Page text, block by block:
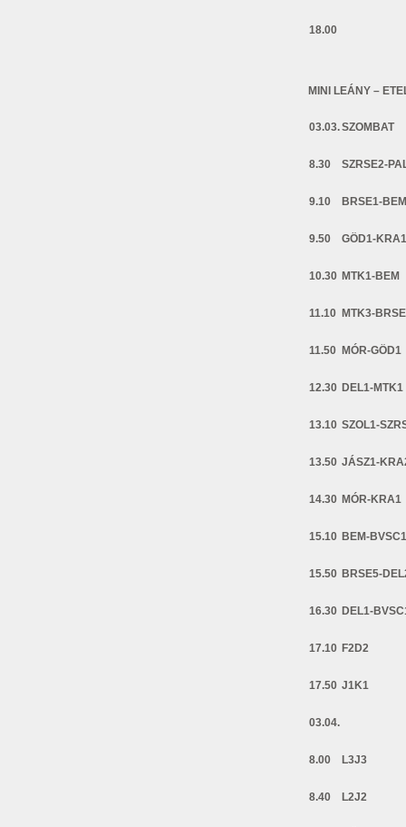
18.00
MINI LEÁNY –
03.03.SZOMBAT
8.30 SZRSE2-
9.10 BRSE1-BEM
9.50 GÖD1-KRA1
10.30 MTK1-BEM
11.10 MTK3-
11.50 MÓR-GÖD1
12.30 DEL1-MTK1
13.10 SZOL1-
13.50 JÁSZ1-
14.30 MÓR-KRA1
15.10 BEM-BVSC1
15.50 BRSE5-
16.30 DEL1-
17.10 F2D2
17.50 J1K1
03.04.
8.00 L3J3
8.40 L2J2